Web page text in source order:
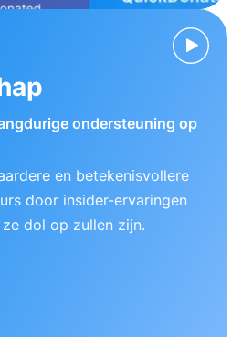
ondersteuning op
en betekenisvollere
door insider-ervaringen
dol op zullen zijn.